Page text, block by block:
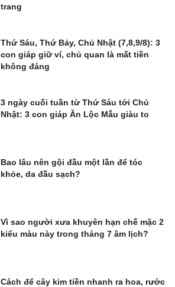
trang
Thứ Sáu, Thứ Bảy, Chủ Nhật (7,8,9/8): 3
con giáp giữ ví, chủ quan là mất tiền
không đáng
3 ngày cuối tuần từ Thứ Sáu tới Chủ
Nhật: 3 con giáp Ăn Lộc Mẫu giàu to
Bao lâu nên gội đầu một lần để tóc
khỏe, da đầu sạch?
Vì sao người xưa khuyên hạn chế mặc 2
kiểu màu này trong tháng 7 âm lịch?
Cách để cây kim tiền nhanh ra hoa, rước